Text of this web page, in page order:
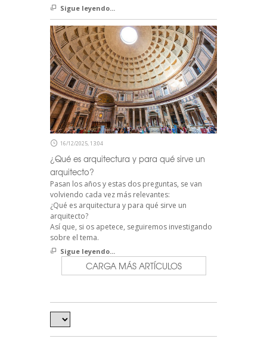
Sigue leyendo...
16/12/2025, 13:04
¿Qué es arquitectura y para qué sirve un
arquitecto?
Pasan los años y estas dos preguntas, se van
volviendo cada vez más relevantes:
¿Qué es arquitectura y para qué sirve un
arquitecto?
Así que, si os apetece, seguiremos investigando
sobre el tema.
Sigue leyendo...
CARGA MÁS ARTÍCULOS